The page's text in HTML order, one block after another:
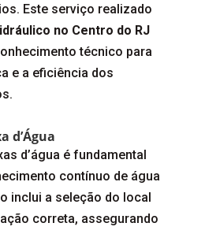
Este serviço realizado
no Centro do RJ
técnico para
e a eficiência dos
d’Água
d’água é fundamental
contínuo de água
inclui a seleção do local
correta, assegurando